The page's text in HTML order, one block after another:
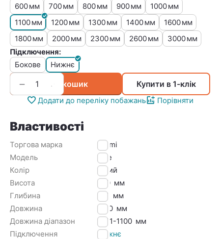
600мм 700мм 800мм 900мм 1000мм
1100мм 1200мм 1300мм 1400мм 1600мм
1800мм 2000мм 2300мм 2600мм 3000мм
Підключення:
Бокове
Нижнє
+
− У кошик Купити в 1-клік
Додати до переліку побажань Порівняти
Властивості
Торгова марка
Kermi
Модель
Line
Колір
Білий
Висота
200 мм
Глибина
100 мм
Довжина
1100 мм
Довжина діапазон
1001-1100 мм
Підключення
Нижнє